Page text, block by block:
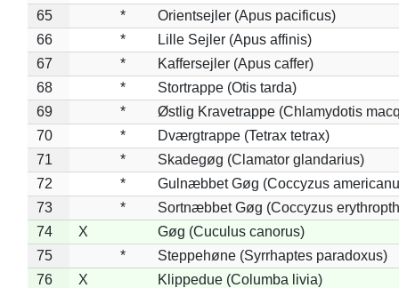
65
*
Orientsejler (Apus pacificus)
66
*
Lille Sejler (Apus affinis)
67
*
Kaffersejler (Apus caffer)
68
*
Stortrappe (Otis tarda)
69
*
Østlig Kravetrappe (Chlamydotis
70
*
Dværgtrappe (Tetrax tetrax)
71
*
Skadegøg (Clamator glandarius)
72
*
Gulnæbbet Gøg (Coccyzus
73
*
Sortnæbbet Gøg (Coccyzus
74
X
Gøg (Cuculus canorus)
75
*
Steppehøne (Syrrhaptes paradoxus)
76
X
Klippedue (Columba livia)